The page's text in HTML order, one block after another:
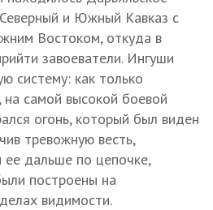
и Южный Кавказ с
Востоком, откуда в
завоеватели. Ингуши
систему: как только
на самой высокой боевой
огонь, который был виден
тревожную весть,
ее дальше по цепочке,
построены на
видимости.